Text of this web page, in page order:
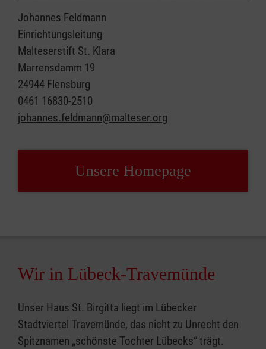
Johannes Feldmann
Einrichtungsleitung
Malteserstift St. Klara
Marrensdamm 19
24944 Flensburg
0461 16830-2510
johannes.feldmann@malteser.org
Unsere Home­page
Wir in Lübeck-Travemünde
Unser Haus St. Birgitta liegt im Lübecker
Stadtviertel Travemünde, das nicht zu Unrecht den
Spitznamen „schönste Tochter Lübecks“ trägt.